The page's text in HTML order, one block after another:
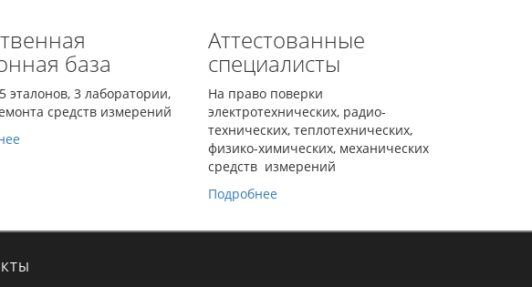
база
эталонов, 3 лаборатории,
средств измерений
Аттестованные
специалисты
На право поверки
электротехнических, радио-
технических, теплотехнических,
физико-химических, механических
средств измерений
Подробнее